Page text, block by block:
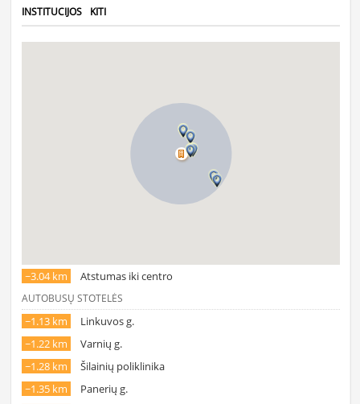
INSTITUCIJOS
KITI
~3.04 km Atstumas iki centro
AUTOBUSŲ STOTELĖS
~1.13 km
Linkuvos g.
~1.22 km
Varnių g.
~1.28 km
Šilainių poliklinika
~1.35 km
Panerių g.